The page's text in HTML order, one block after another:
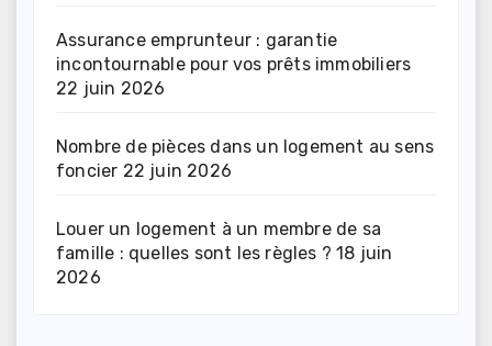
Assurance emprunteur : garantie
incontournable pour vos prêts immobiliers
22 juin 2026
Nombre de pièces dans un logement au sens
foncier 22 juin 2026
Louer un logement à un membre de sa
famille : quelles sont les règles ? 18 juin
2026